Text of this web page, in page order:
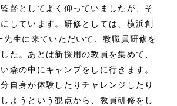
督としてよく仰っていましたが、そ
しています。研修としては、横浜創
生に来ていただいて、教職員研修を
た。あとは新採用の教員を集めて、
森の中にキャンプをしに行きます。
自身が体験したりチャレンジしたり
ようという観点から、教員研修をし